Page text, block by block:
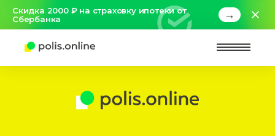
Скидка 2000 ₽ на страховку ипотеки от
Сбербанка
→